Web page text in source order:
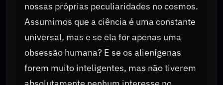
nossas próprias peculiaridades no cosmos.
Assumimos que a ciência é uma constante
universal, mas e se ela for apenas uma
obsessão humana? E se os alienígenas
forem muito inteligentes, mas não tiverem